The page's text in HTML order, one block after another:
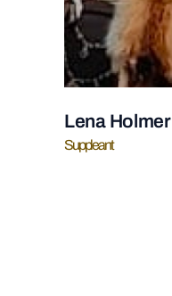
Lena Holmer
Suppleant